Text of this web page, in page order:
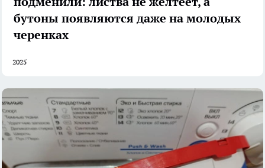
бутоны появляются даже на молодых
черенках
2025